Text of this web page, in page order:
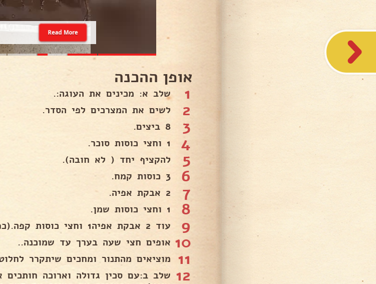
Read More
אופן ההכנה
1 שלב א: מכינים את העוגה:.
2 לשים את המצרכים לפי הסדר.
3 8 ביצים.
4 1 וחצי כוסות סוכר.
5 להקציף יחד ( לא חובה).
6 3 כוסות קמח.
7 2 אבקת אפיה.
8 1 וחצי כוסות שמן.
9 עוד 2 אבקת אפיה1 וחצי כוסות קפה.(כפית נס ומים רותחים ועוד חצי כוס.
10 אופים חצי שעה בערך עד שמוכנה..
11 מוציאים מהתנור ומחכים שיתקרר
12